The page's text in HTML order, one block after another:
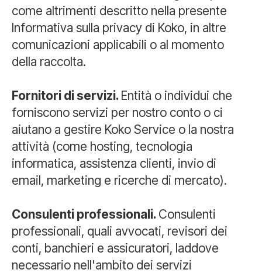
come altrimenti descritto nella presente
Informativa sulla privacy di Koko, in altre
comunicazioni applicabili o al momento
della raccolta.
Fornitori di servizi. Entità o individui che
forniscono servizi per nostro conto o ci
aiutano a gestire Koko Service o la nostra
attività (come hosting, tecnologia
informatica, assistenza clienti, invio di
email, marketing e ricerche di mercato).
Consulenti professionali. Consulenti
professionali, quali avvocati, revisori dei
conti, banchieri e assicuratori, laddove
necessario nell'ambito dei servizi